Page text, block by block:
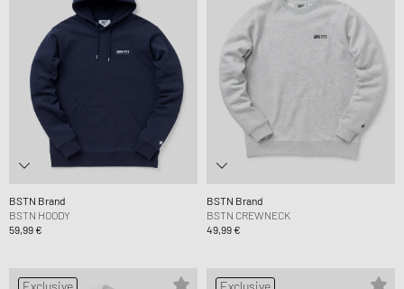
BSTN Brand
BSTN HOODY
59,99 €
BSTN Brand
BSTN CREWNECK
49,99 €